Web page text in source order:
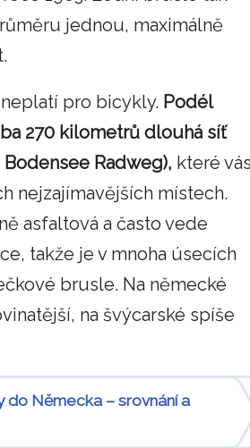
jednou, maximálně
pro bicykly. Podél
270 kilometrů dlouhá síť
Radweg), které
nejzajímavějších místech.
asfaltová a často vede
takže je v mnoha úsecích
brusle. Na německé
na švýcarské spíše
do Německa – srovnání a